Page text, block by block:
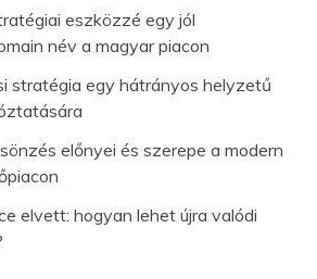
eszközzé egy jól
név a magyar piacon
stratégia egy hátrányos helyzetű
előnyei és szerepe a modern
elvett: hogyan lehet újra valódi